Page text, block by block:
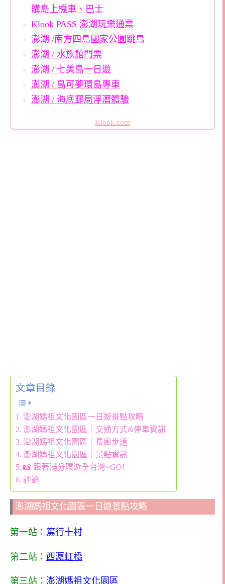
購島上機車、巴士
Klook PASS 澎湖玩樂通票
澎湖 /南方四島國家公園跳島
澎湖 / 水族館門票
澎湖 / 七美島一日遊
澎湖 / 島可夢環島專車
澎湖 / 海底郵局浮潛體驗
Klook.com
文章目錄
澎湖媽祖文化園區一日遊景點攻略
澎湖媽祖文化園區｜交通方式&停車資訊
澎湖媽祖文化園區｜長廊步道
澎湖媽祖文化園區｜景點資訊
📸 跟著滿分環遊全台灣~GO!
評論
澎湖媽祖文化園區一日遊景點攻略
第一站： 篤行十村
第二站： 西瀛虹橋
第三站： 澎湖媽祖文化園區